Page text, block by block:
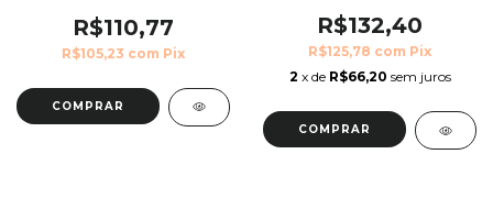
R$110,77
R$105,23 com Pix
COMPRAR
R$132,40
R$125,78 com Pix
2 x de R$66,20 sem juros
COMPRAR